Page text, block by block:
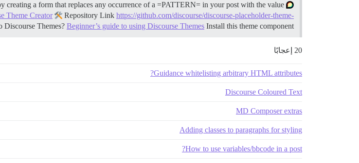
a form that replaces any occurrence of a =PATTERN= in your post with the value
Theme Creator Repository Link https://github.com/discourse/discourse-placeholder-theme-
Discourse Themes? Beginner’s guide to using Discourse Themes Install this theme component …
20 إعجابًا
Guidance whitelisting arbitrary HTML attributes?
Discourse Coloured Text
MD Composer extras
Adding classes to paragraphs for styling
How to use variables/bbcode in a post?